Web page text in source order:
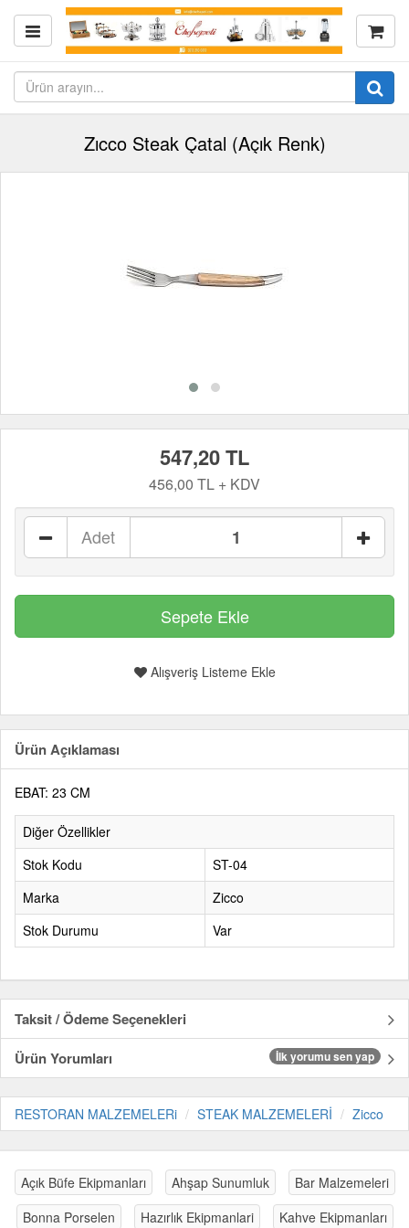
Zıcco Steak Çatal (Açık Renk)
547,20 TL
456,00 TL + KDV
Adet
Alışveriş Listeme Ekle
Ürün Açıklaması
EBAT: 23 CM
Diğer Özellikler
Stok Kodu
ST-04
Marka
Zicco
Stok Durumu
Var
Taksit / Ödeme Seçenekleri
Ürün Yorumları
İlk yorumu sen yap
RESTORAN MALZEMELERi STEAK MALZEMELERİ Zicco
Açık Büfe Ekipmanları Ahşap Sunumluk
Bar Malzemeleri
Bonna Porselen
Hazırlık Ekipmanlari Kahve Ekipmanları